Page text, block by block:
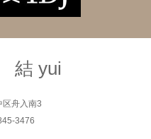
結 yui
区舟入南3
3476